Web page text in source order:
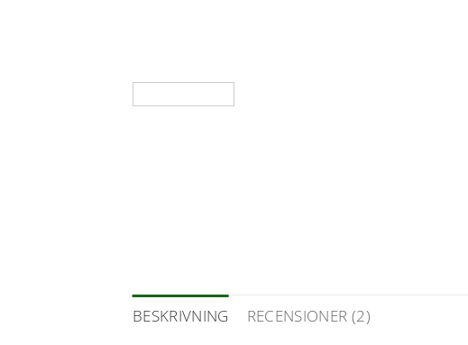
BESKRIVNING RECENSIONER (2)